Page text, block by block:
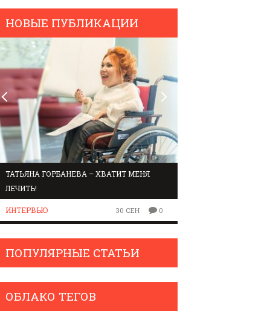
НОВЫЕ ПУБЛИКАЦИИ
ТАТЬЯНА ГОРБАНЕВА – ХВАТИТ МЕНЯ
ЛЕЧИТЬ!
ИНТЕРВЬЮ 30 СЕН 0
ПОПУЛЯРНЫЕ СТАТЬИ
ОБЛАКО ТЕГОВ